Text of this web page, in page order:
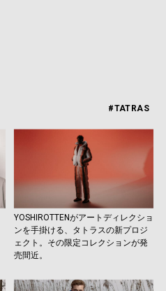
#TATRAS
YOSHIROTTENがアートディレクショ
ンを手掛ける、タトラスの新プロジ
ェクト。その限定コレクションが発
売間近。